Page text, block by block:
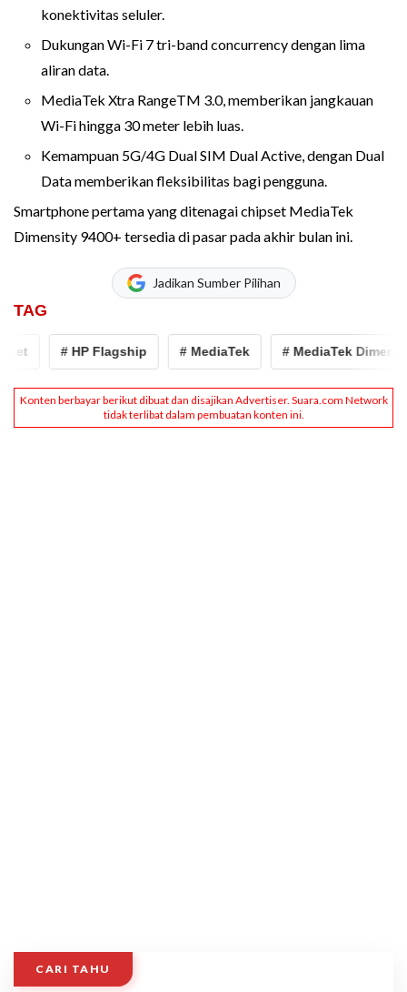
konektivitas seluler.
Dukungan Wi-Fi 7 tri-band concurrency dengan lima
aliran data.
MediaTek Xtra RangeTM 3.0, memberikan jangkauan
Wi-Fi hingga 30 meter lebih luas.
Kemampuan 5G/4G Dual SIM Dual Active, dengan Dual
Data memberikan fleksibilitas bagi pengguna.
Smartphone pertama yang ditenagai chipset MediaTek
Dimensity 9400+ tersedia di pasar pada akhir bulan ini.
Jadikan Sumber Pilihan
TAG
# HP Flagship # MediaTek # MediaTek Dimensity
CARI TAHU